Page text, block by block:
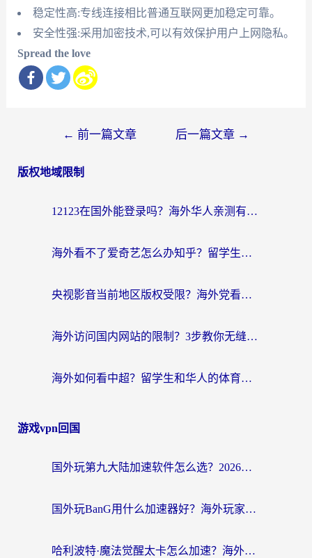
稳定性高:专线连接相比普通互联网更加稳定可靠。
安全性强:采用加密技术,可以有效保护用户上网隐私。
Spread the love
导
← 前一篇文章 后一篇文章 →
版权地域限制
12123在国外能登录吗？海外华人亲测有效的回国加速器选择指南
海外看不了爱奇艺怎么办知乎？留学生亲测有效的回国加速方案
央视影音当前地区版权受限？海外党看国内剧、追电视台的终极解决方案
海外访问国内网站的限制？3步教你无缝解锁国内资源（附实测最优工具）
海外如何看中超？留学生和华人的体育赛事观看终极指南（附欧洲杯奥运会观看技巧）
游戏vpn回国
国外玩第九大陆加速软件怎么选？2026终极指南帮你告别延迟卡顿
国外玩BanG用什么加速器好？海外玩家亲测的国服游戏加速终极方案
哈利波特·魔法觉醒太卡怎么加速？海外党亲测有效的国服游戏加速指南